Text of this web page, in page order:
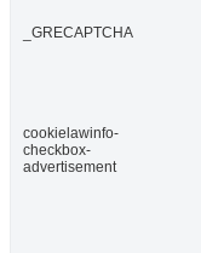
_GRECAPTCHA
cookielawinfo-
checkbox-
advertisement